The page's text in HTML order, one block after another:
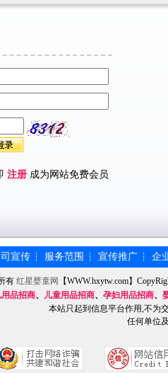
注册 成为网站免费会员
宣传 ┆ 服务范围 ┆ 宣传推广 ┆ 企
有红星婴童网
【WWW.hxytw.com】
品招商、 儿童用品招商、 孕妇用品招商、
本站只起到信息平台作用,不为
任何单位